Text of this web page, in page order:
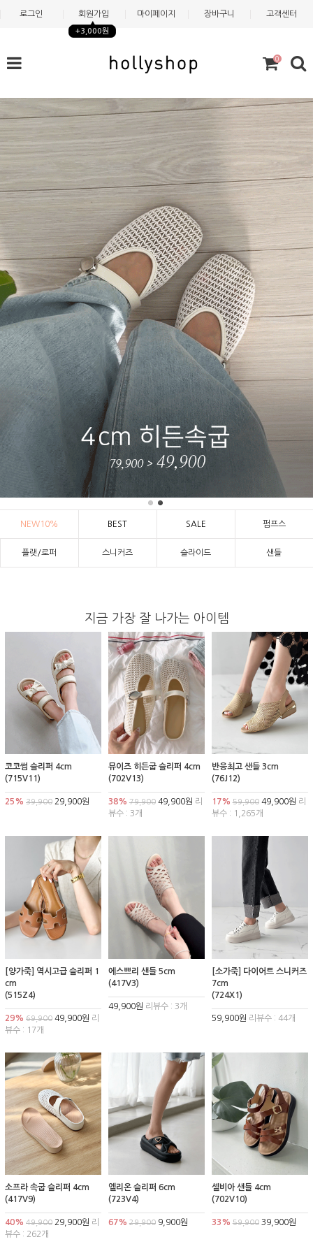
로그인 회원가입
+3,000원
마이페이지 장바구니 고객센터
0
NEW10% BEST SALE 펌프스
플랫/로퍼 스니커즈 슬라이드 샌들
지금 가장 잘 나가는 아이템
코코썸 슬리퍼 4cm
(715V11)
25% 39,900 29,900원
뮤이즈 히든굽 슬리퍼 4cm
(702V13)
38% 79,90049,900원 리
뷰수 : 3개
반응최고 샌들 3cm
(76J12)
17% 59,90049,900원 리
뷰수 : 1,265개
[양가죽] 역시고급 슬리퍼 1
cm
(515Z4)
29% 69,900 49,900원 리
뷰수 : 17개
에스쁘리 샌들 5cm
(417V3)
49,900원 리뷰수 : 3개
[소가죽] 다이어트 스니커즈
7cm
(724X1)
59,900원 리뷰수 : 44개
소프라 속굽 슬리퍼 4cm
(417V9)
40% 49,900 29,900원 리
뷰수 : 262개
엘리온 슬리퍼 6cm
(723V4)
67% 29,9009,900원
셀비아 샌들 4cm
(702V10)
33% 59,90039,900원